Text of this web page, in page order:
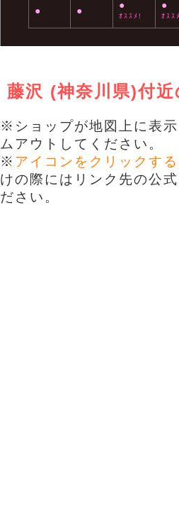
● ● ●
ｵｽｽﾒ!
●
ｵｽｽ
藤沢 (神奈川県)付
※ショップが地図上に表
ムアウトしてください。
※ アイコンをクリックす
けの際にはリンク先の公
ださい。